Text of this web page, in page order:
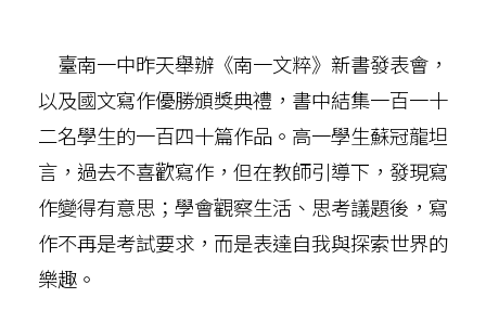
臺南一中昨天舉辦《南一文粹》新書發表會，
以及國文寫作優勝頒獎典禮，書中結集一百一十
二名學生的一百四十篇作品。高一學生蘇冠龍坦
言，過去不喜歡寫作，但在教師引導下，發現寫
作變得有意思；學會觀察生活、思考議題後，寫
作不再是考試要求，而是表達自我與探索世界的
樂趣。